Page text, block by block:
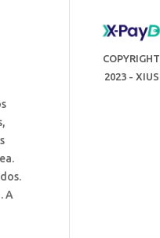
A
COPYRIGHT
2023 - XIUS